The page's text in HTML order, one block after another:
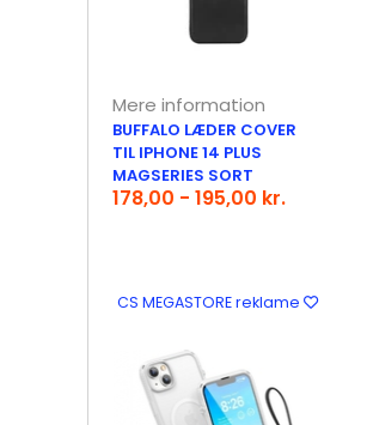
Mere information
BUFFALO LÆDER COVER
TIL IPHONE 14 PLUS
MAGSERIES SORT
178,00 - 195,00 kr.
CS MEGASTORE reklame